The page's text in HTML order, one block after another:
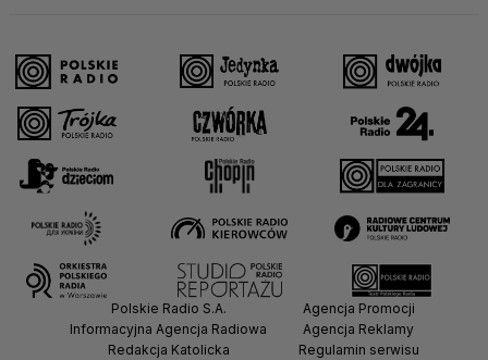
Polskie Radio S.A.
Informacyjna Agencja Radiowa
Redakcja Katolicka
Agencja Promocji
Agencja Reklamy
Regulamin serwisu